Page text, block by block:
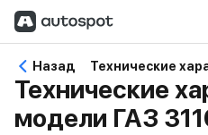
Назад
Технические
модели ГАЗ